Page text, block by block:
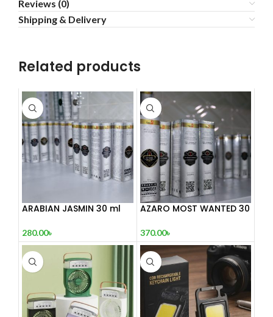
Reviews (0)
Shipping & Delivery
Related products
ARABIAN JASMIN 30 ml
280.00৳
AZARO MOST WANTED 30
370.00৳